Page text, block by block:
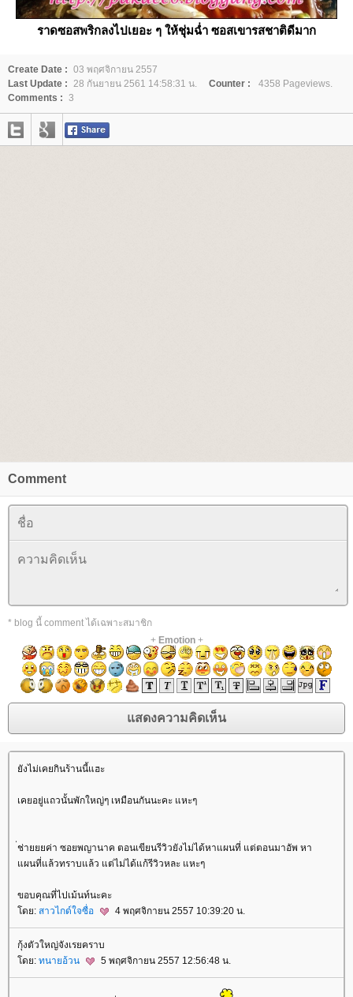
ราดซอสพริกลงไปเยอะ ๆ ให้ชุ่มฉ่ำ ซอสเขารสชาติดีมาก
Create Date : 03 พฤศจิกายน 2557
Last Update :
28 กันยายน 2561 14:58:31 น. Counter :
4358 Pageviews.
Comments : 3
Comment
* blog นี้ comment ได้เฉพาะสมาชิก
+ Emotion+
ังไม่เคยกินร้านนี้แฮะ
เคยอยู่แถวนั้นพักใหญ่ๆ เหมือนกันนะคะ แหะๆ
่ช่ายยยค่า ซอยพญานาค ตอนเขียนรีวิวยังไม่ได้หาแผนที่ แต่ตอนมาอัพ หา
ผนที่แล้วทราบแล้ว แต่ไม่ได้แก้รีวิวหละ แหะๆ
ขอบคุณที่ไปเม้นท์นะคะ
ดย: สาวไกด์ใจซื่อ 4 พฤศจิกายน 2557 10:39:20 น.
กุ้งตัวใหญ่จังเรยคราบ
ดย: ทนายอ้วน 5 พฤศจิกายน 2557 12:56:48 น.